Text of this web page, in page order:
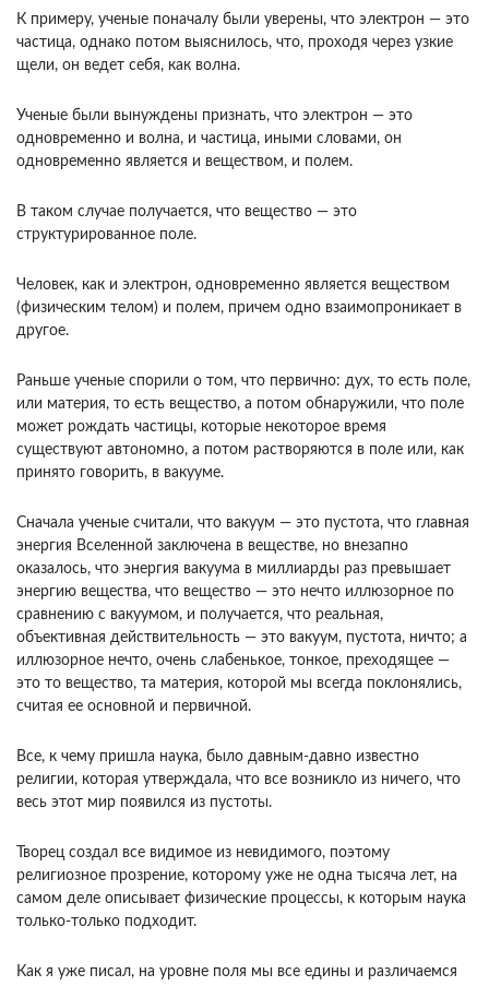
К примеру, ученые поначалу были уверены, что электрон — это
частица, однако потом выяснилось, что, проходя через узкие
щели, он ведет себя, как волна.
Ученые были вынуждены признать, что электрон — это
одновременно и волна, и частица, иными словами, он
одновременно является и веществом, и полем.
В таком случае получается, что вещество — это
структурированное поле.
Человек, как и электрон, одновременно является веществом
(физическим телом) и полем, причем одно взаимопроникает в
другое.
Раньше ученые спорили о том, что первично: дух, то есть поле,
или материя, то есть вещество, а потом обнаружили, что поле
может рождать частицы, которые некоторое время
существуют автономно, а потом растворяются в поле или, как
принято говорить, в вакууме.
Сначала ученые считали, что вакуум — это пустота, что главная
энергия Вселенной заключена в веществе, но внезапно
оказалось, что энергия вакуума в миллиарды раз превышает
энергию вещества, что вещество — это нечто иллюзорное по
сравнению с вакуумом, и получается, что реальная,
объективная действительность — это вакуум, пустота, ничто; а
иллюзорное нечто, очень слабенькое, тонкое, преходящее —
это то вещество, та материя, которой мы всегда поклонялись,
считая ее основной и первичной.
Все, к чему пришла наука, было давным-давно известно
религии, которая утверждала, что все возникло из ничего, что
весь этот мир появился из пустоты.
Творец создал все видимое из невидимого, поэтому
религиозное прозрение, которому уже не одна тысяча лет, на
самом деле описывает физические процессы, к которым наука
только-только подходит.
Как я уже писал, на уровне поля мы все едины и различаемся